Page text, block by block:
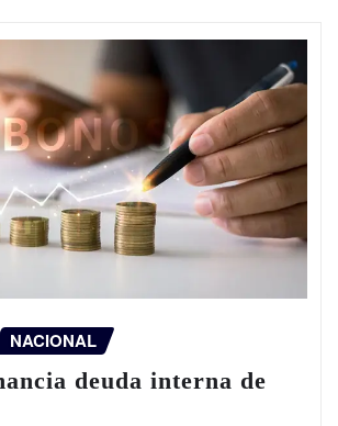
NACIONAL
deuda interna de